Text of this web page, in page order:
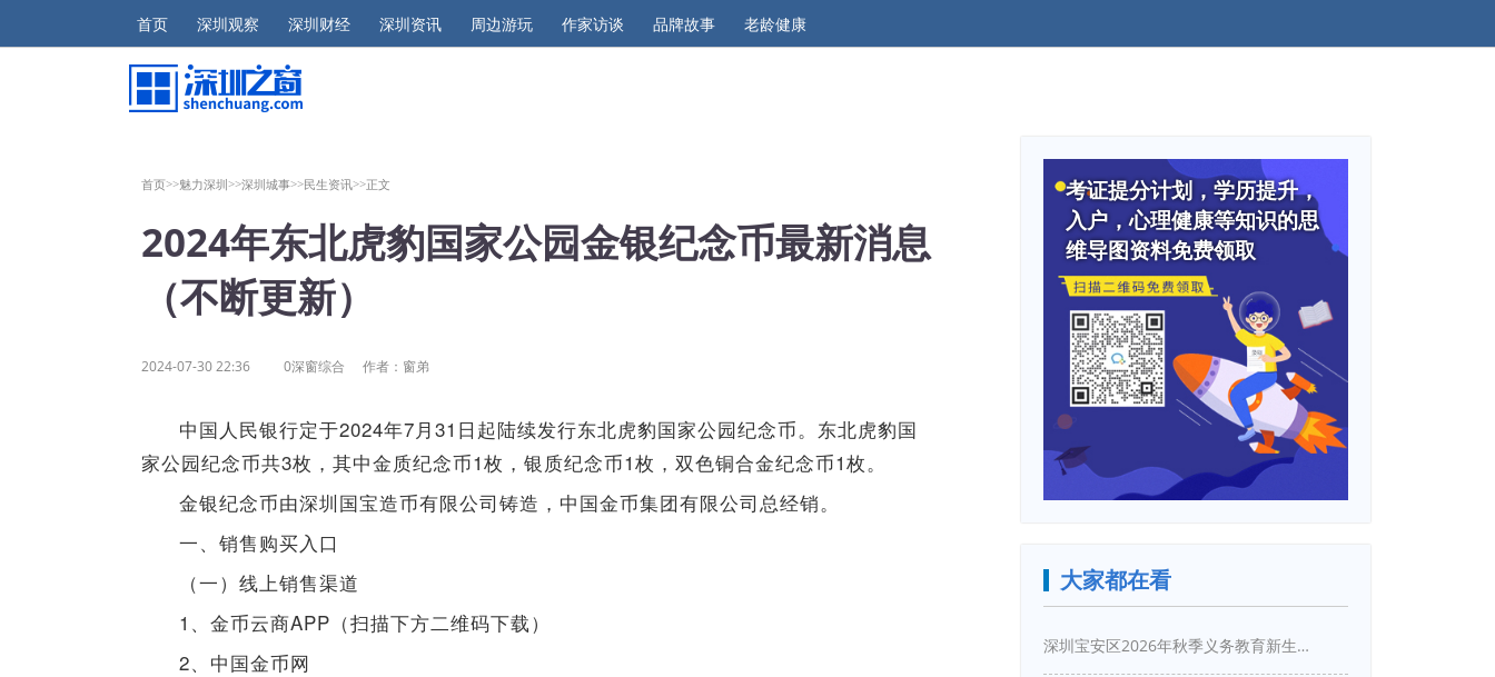
首页 深圳观察 深圳财经 深圳资讯 周边游玩 作家访谈 品牌故事 老龄健康
首页>>魅力深圳>>深圳城事>>民生资讯>>正文
2024年东北虎豹国家公园金银纪念币最新消息
（不断更新）
2024-07-30 22:36 0深窗综合 作者：窗弟
中国人民银行定于2024年7月31日起陆续发行东北虎豹国家公园纪念币。东北虎豹国
家公园纪念币共3枚，其中金质纪念币1枚，银质纪念币1枚，双色铜合金纪念币1枚。
金银纪念币由深圳国宝造币有限公司铸造，中国金币集团有限公司总经销。
一、销售购买入口
（一）线上销售渠道
1、金币云商APP（扫描下方二维码下载）
2、中国金币网
考证提分计划，学历提升，
入户，心理健康等知识的思
维导图资料免费领取
大家都在看
深圳宝安区2026年秋季义务教育新生入学指引